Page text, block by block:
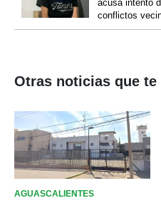
acusa intento
conflictos
Otras noticias que
AGUASCALIENTES